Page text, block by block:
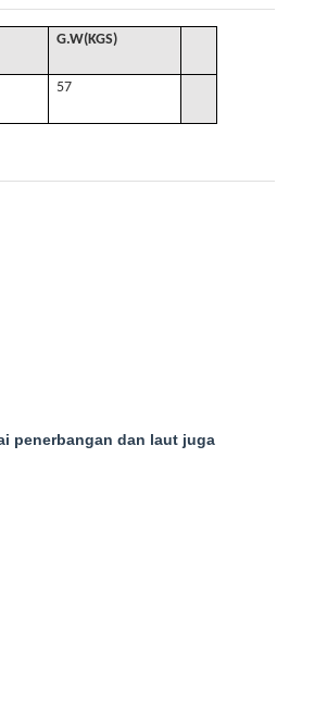
G.W(KGS)
57
penerbangan dan laut juga